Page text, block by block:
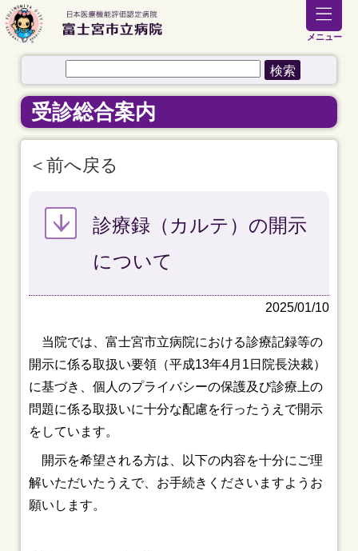
メニュー
受診総合案内
前へ戻る
診療録（カルテ）の開示
について
2025/01/10
当院では、富士宮市立病院における診療記録等の
開示に係る取扱い要領（平成13年4月1日院長決裁）
に基づき、個人のプライバシーの保護及び診療上の
問題に係る取扱いに十分な配慮を行ったうえで開示
をしています。
開示を希望される方は、以下の内容を十分にご理
解いただいたうえで、お手続きくださいますようお
願いします。